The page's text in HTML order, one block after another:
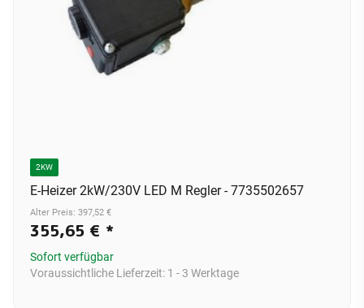
2KW
E-Heizer 2kW/230V LED M Regler - 7735502657
Alter Preis: 397,52 €
355,65 € *
Sofort verfügbar
Voraussichtliche Lieferzeit: 1 - 3 Werktage